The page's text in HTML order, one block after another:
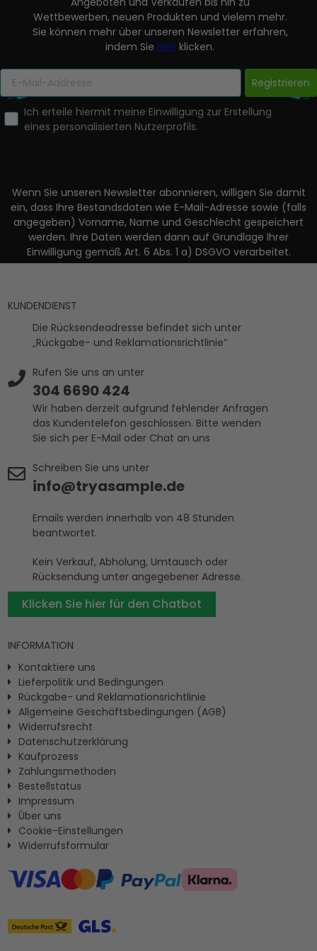
Wettbewerben, neuen Produkten und vielem mehr.
Sie können mehr über unseren Newsletter erfahren,
indem SieHIER klicken.
Registrieren
Ich erteile hiermit meine Einwilligung zur Erstellung
eines personalisierten Nutzerprofils.
Wenn Sie unseren Newsletter abonnieren, willigen Sie damit
ein, dass Ihre Bestandsdaten wie E-Mail-Adresse sowie (falls
angegeben) Vorname, Name und Geschlecht gespeichert
werden. Ihre Daten werden dann auf Grundlage Ihrer
Einwilligung gemäß Art. 6 Abs. 1 a) DSGVO verarbeitet.
KUNDENDIENST
Die Rücksendeadresse befindet sich unter
„Rückgabe- und Reklamationsrichtlinie“
Rufen Sie uns an unter
304 6690 424
Wir haben derzeit aufgrund fehlender Anfragen
das Kundentelefon geschlossen. Bitte wenden
Sie sich per E-Mail oder Chat an uns
Schreiben Sie uns unter
info@tryasample.de
Emails werden innerhalb von 48 Stunden
beantwortet.
Kein Verkauf, Abholung, Umtausch oder
Rücksendung unter angegebener Adresse.
Klicken Sie hier für den Chatbot
INFORMATION
Kontaktiere uns
Lieferpolitik und Bedingungen
Rückgabe- und Reklamationsrichtlinie
Allgemeine Geschäftsbedingungen (AGB)
Widerrufsrecht
Datenschutzerklärung
Kaufprozess
Zahlungsmethoden
Bestellstatus
Impressum
Ûber uns
Cookie-Einstellungen
Widerrufsformular